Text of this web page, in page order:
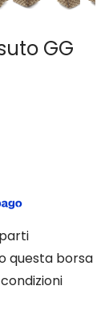
GG
questa borsa